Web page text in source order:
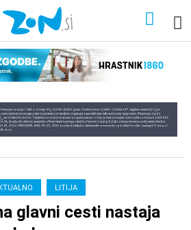
LITIJA
glavni cesti nastaja